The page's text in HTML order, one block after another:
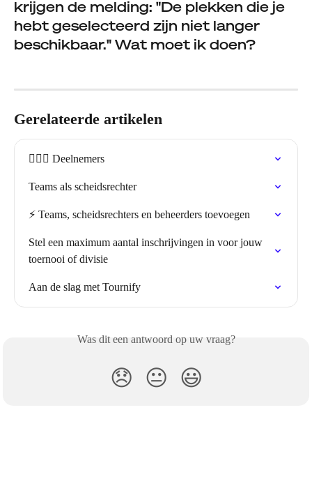
krijgen de melding: "De plekken die je
hebt geselecteerd zijn niet langer
beschikbaar." Wat moet ik doen?
Gerelateerde artikelen
🏃🏽‍♀️ Deelnemers
Teams als scheidsrechter
⚡️ Teams, scheidsrechters en beheerders toevoegen
Stel een maximum aantal inschrijvingen in voor jouw
toernooi of divisie
Aan de slag met Tournify
Was dit een antwoord op uw vraag?
😞 😐 😃